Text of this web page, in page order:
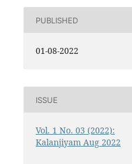
PUBLISHED
01-08-2022
ISSUE
Vol. 1 No. 03 (2022):
Kalanjiyam Aug 2022